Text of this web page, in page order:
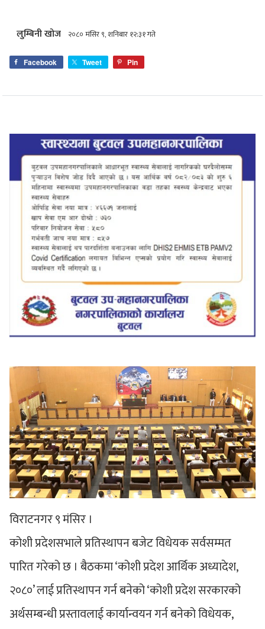
लुम्बिनी खोज २०८० मंसिर ९, शनिबार १२:३१ गते
Facebook Tweet Pin
विराटनगर ९ मंसिर ।
कोशी प्रदेशसभाले प्रतिस्थापन बजेट विधेयक सर्वसम्मत
पारित गरेको छ । बैठकमा ‘कोशी प्रदेश आर्थिक अध्यादेश,
२०८०’ लाई प्रतिस्थापन गर्न बनेको ‘कोशी प्रदेश सरकारको
अर्थसम्बन्धी प्रस्तावलाई कार्यान्वयन गर्न बनेको विधेयक,